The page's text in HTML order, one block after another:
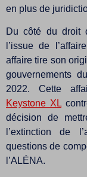
en plus de
Du côté du droit
l’issue de l’affaire
affaire tire son
gouvernements
2022. Cette
Keystone XL
décision de
l’extinction de
questions de
l’ALÉNA.